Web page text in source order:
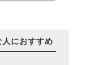
人におすすめ